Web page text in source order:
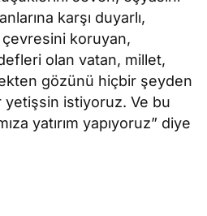
karşı duyarlı,
çevresini koruyan,
olan vatan, millet,
gözünü hiçbir şeyden
istiyoruz. Ve bu
yatırım yapıyoruz” diye